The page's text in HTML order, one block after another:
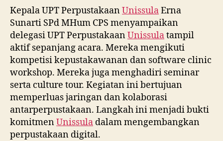
Kepala UPT PerpustakaanUnissulaErna
Sunarti SPd MHum CPS menyampaikan
delegasi UPT PerpustakaanUnissulatampil
aktif sepanjang acara. Mereka mengikuti
kompetisi kepustakawanan dan software clinic
workshop. Mereka juga menghadiri seminar
serta culture tour. Kegiatan ini bertujuan
memperluas jaringan dan kolaborasi
antarperpustakaan. Langkah ini menjadi bukti
komitmenUnissula dalam mengembangkan
perpustakaan digital.